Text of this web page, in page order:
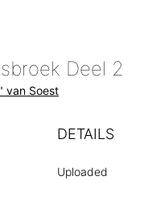
Deel 2
van Soest
DETAILS
Uploaded